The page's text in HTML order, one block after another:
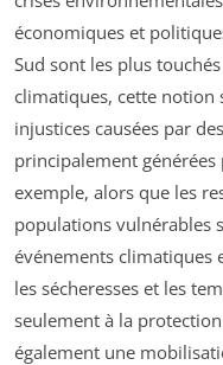
économiques et
Sud sont les plus
climatiques, cette notion
injustices causées par
principalement générées
exemple, alors que les
populations vulnérables
événements climatiques
les sécheresses et les
seulement à la
également une